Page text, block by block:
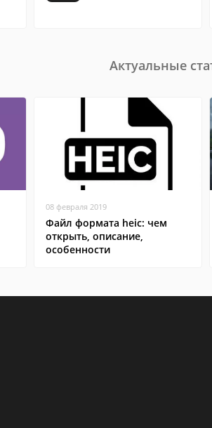
Актуальные
08 февраля 2019
Файл формата heic: чем
открыть, описание,
особенности